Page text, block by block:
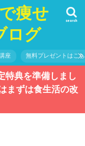
痩せ
ログ
search
座 無料プレゼントはこ
特典を準備しまし
まずは食生活の改